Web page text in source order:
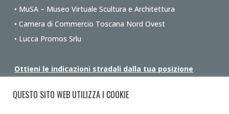
• MuSA – Museo Virtuale Scultura e Architettura
• Camera di Commercio Toscana Nord Ovest
• Lucca Promos Srlu
Ottieni le indicazioni stradali dalla tua posizione
QUESTO SITO WEB UTILIZZA I COOKIE